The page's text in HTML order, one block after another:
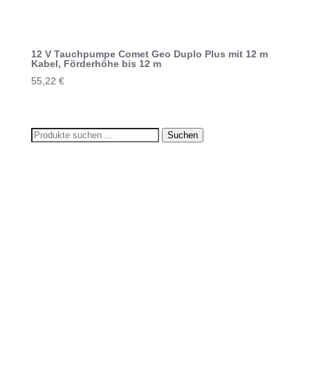
12 V Tauchpumpe Comet Geo Duplo Plus mit 12 m
Kabel, Förderhöhe bis 12 m
55,22 €
Suchen
Suchen